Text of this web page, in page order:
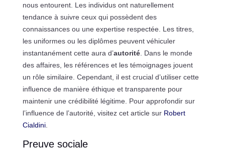
nous entourent. Les individus ont naturellement
tendance à suivre ceux qui possèdent des
connaissances ou une expertise respectée. Les titres,
les uniformes ou les diplômes peuvent véhiculer
instantanément cette aura d’autorité. Dans le monde
des affaires, les références et les témoignages jouent
un rôle similaire. Cependant, il est crucial d’utiliser cette
influence de manière éthique et transparente pour
maintenir une crédibilité légitime. Pour approfondir sur
l’influence de l’autorité, visitez cet article sur Robert
Cialdini.
Preuve sociale